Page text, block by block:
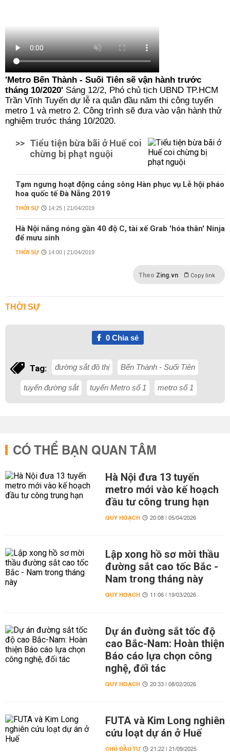
'Metro Bến Thành - Suối Tiên sẽ vận hành trước
tháng 10/2020' Sáng 12/2, Phó chủ tịch UBND TP.HCM
Trần Vĩnh Tuyến dự lễ ra quân đầu năm thi công tuyến
metro 1 và metro 2. Công trình sẽ đưa vào vận hành thử
nghiệm trước tháng 10/2020.
>> Tiểu tiện bừa bãi ở Huế coi
chừng bị phạt nguội
Tạm ngưng hoạt động cảng sông Hàn phục vụ Lễ hội pháo
hoa quốc tế Đà Nẵng 2019
THỜI SỰ 14:25 | 21/04/2019
Hà Nội nắng nóng gần 40 độ C, tài xế Grab 'hóa thân' Ninja
để mưu sinh
THỜI SỰ 14:00 | 21/04/2019
Theo Zing.vn Copy link
THỜI SỰ
0Chia sẻ
Tag: đường sắt đô thị Bến Thành - Suối Tiên
tuyến đường sắt tuyến Metro số 1 metro số 1
CÓ THỂ BẠN QUAN TÂM
Hà Nội đưa 13 tuyến
metro mới vào kế hoạch
đầu tư công trung hạn
QUY HOẠCH 20:08 | 05/04/2026
Lập xong hồ sơ mời thầu
đường sắt cao tốc Bắc -
Nam trong tháng này
QUY HOẠCH 11:06 | 19/03/2026
Dự án đường sắt tốc độ
cao Bắc-Nam: Hoàn thiện
Báo cáo lựa chọn công
nghệ, đối tác
QUY HOẠCH 20:33 | 08/02/2026
FUTA và Kim Long nghiên
cứu loạt dự án ở Huế
CHỦ ĐẦU TƯ 21:22 | 21/09/2025